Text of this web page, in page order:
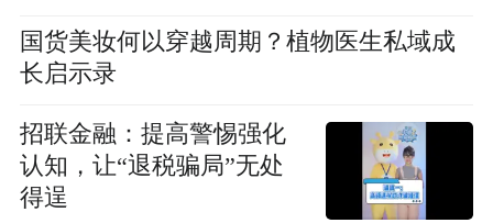
国货美妆何以穿越周期？植物医生私域成
长启示录
招联金融：提高警惕强化
认知，让“退税骗局”无处
得逞